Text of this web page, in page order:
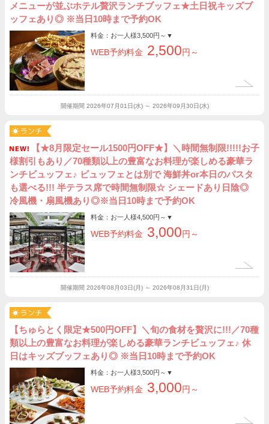
メニューが並ぶホテル贅沢ランチブッフェ★土日祝キッズブ
ッフェあり◎ ※当日10時まで予約OK
料金：お一人様3,500円～ ▼
WEB予約料金 2,500円～
開催期間 2026年07月01日(水) ～ 2026年09月30日(水)
【★8月限定セール1500円OFF★】＼時間無制限!!!!!お子
様割引もあり／70種類以上の豊富なお料理が楽しめる豪華ラ
ンチビュッフェ♪ ビュッフェとは別で 海鮮丼or本日のパスタ
も選べる!!! 半テラス席で時間無制限☆ シェードあり日陰◎
冷風機・扇風機あり◎※当日10時まで予約OK
料金：お一人様4,500円～ ▼
WEB予約料金 3,000円～
開催期間 2026年08月03日(月) ～ 2026年08月31日(月)
【ちゅらとく限定★500円OFF】＼旬の食材を贅沢に!!!／70種
類以上の豊富なお料理が楽しめる豪華ランチビュッフェ♪ 休
日はキッズブッフェあり◎ ※当日10時まで予約OK
料金：お一人様3,500円～ ▼
WEB予約料金 3,000円～